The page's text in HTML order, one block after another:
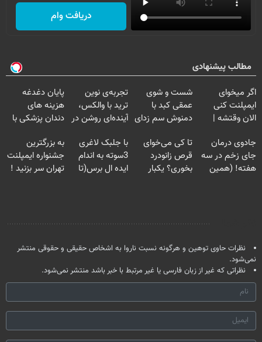
دریافت وام
مطالب پیشنهادی
اگر میخوای
ایمپلنت کنی
الان وقتشه |
میلیون تومان!!!
شست و شوی
عمقی کبد با
دمنوش سم زدای
تجربه‌ی نوین
ترید با والکس،
آینده‌ای روشن در
پایان دغدغه
هزینه های
دندان پزشکی با
خانگی
جادوی درمان
جای زخم در سه
هفته! (همین
تا کی می‌خوای
قرص زانودرد
بخوری؟ یکبار
با جلبک لاغری
3سوته به اندام
ایده ال برس(تا
به بزرگترین
جشنواره ایمپلنت
تهران سر بزنید !
نظرات حاوی توهین و هرگونه نسبت ناروا به اشخاص حقیقی و حقوقی منتشر
نمی‌شود.
نظراتی که غیر از زبان فارسی یا غیر مرتبط با خبر باشد منتشر نمی‌شود.